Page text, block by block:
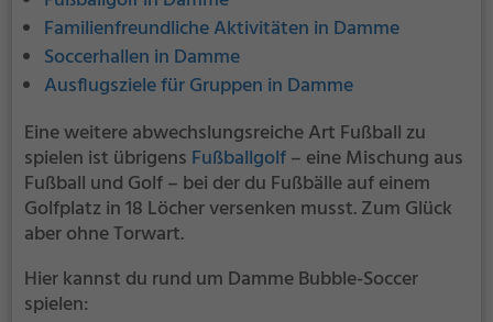
Familienfreundliche Aktivitäten in Damme
Soccerhallen in Damme
Ausflugsziele für Gruppen in Damme
Eine weitere abwechslungsreiche Art Fußball zu
spielen ist übrigens Fußballgolf– eine Mischung aus
Fußball und Golf – bei der du Fußbälle auf einem
Golfplatz in 18 Löcher versenken musst. Zum Glück
aber ohne Torwart.
Hier kannst du rund um Damme Bubble-Soccer
spielen: